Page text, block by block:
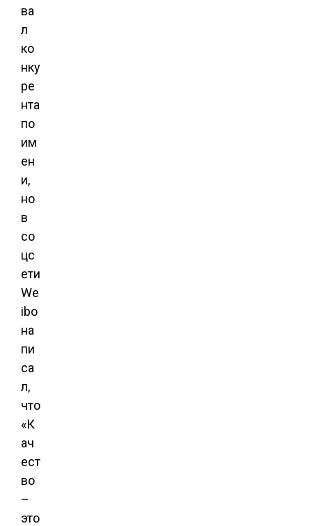
ва
л
ко
нку
ре
нта
по
им
ен
и,
но
в
со
цс
ети
We
ibo
на
пи
са
л,
что
«К
ач
ест
во
–
это